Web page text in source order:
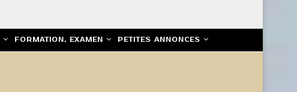
FORMATION, EXAMEN PETITES ANNONCES